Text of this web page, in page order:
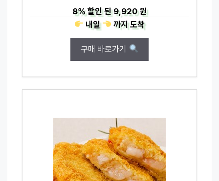
8%할인 된9,920 원
내일
까지도착
구매 바로가기